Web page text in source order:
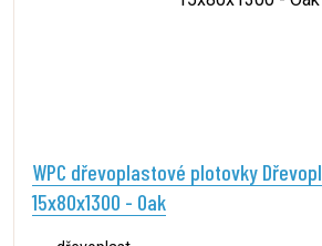
WPC dřevoplastové plotovky
15x80x1300 - Oak